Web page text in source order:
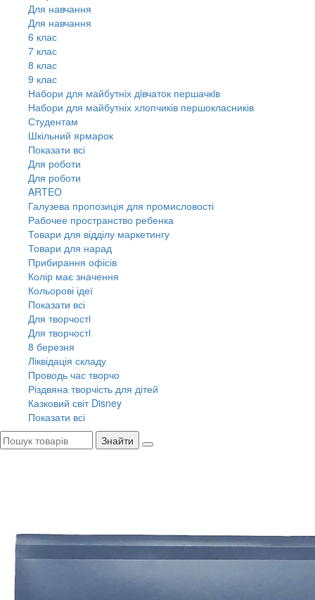
Для навчання
Для навчання
6 клас
7 клас
8 клас
9 клас
Набори для майбутніх дiвчаток першачкiв
Набори для майбутніх хлопчиків першокласників
Студентам
Шкільний ярмарок
Показати всі
Для роботи
Для роботи
ARTEO
Галузева пропозиція для промисловості
Рабочее пространство ребенка
Товари для відділу маркетингу
Товари для нарад
Прибирання офісів
Колір має значення
Кольорові ідеї
Показати всі
Для творчостi
Для творчостi
8 березня
Ліквідація складу
Проводь час творчо
Різдвяна творчість для дітей
Казковий світ Disney
Показати всі
Знайти